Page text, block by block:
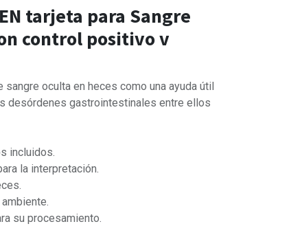
tarjeta para Sangre
control positivo v
oculta en heces como una ayuda útil
desórdenes gastrointestinales entre ellos
incluidos.
la interpretación.
su procesamiento.